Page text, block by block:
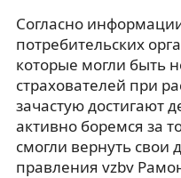
Согласно
потребительских
которые могли быть
страхователей при
зачастую достигают
активно боремся за
смогли вернуть свои
правления vzbv